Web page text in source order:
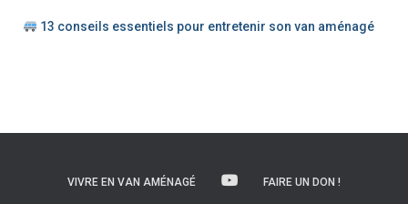
13 conseils essentiels pour entretenir son van aménagé
VIVRE EN VAN AMÉNAGÉ FAIRE UN DON !